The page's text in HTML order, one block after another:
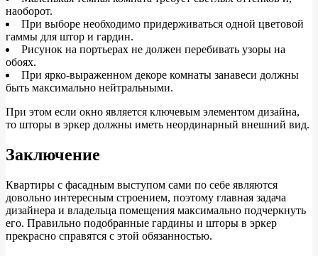
наоборот.
При выборе необходимо придерживаться одной цветовой
гаммы для штор и гардин.
Рисунок на портьерах не должен перебивать узоры на
обоях.
При ярко-выраженном декоре комнаты занавеси должны
быть максимально нейтральными.
При этом если окно является ключевым элементом дизайна,
то шторы в эркер должны иметь неординарный внешний вид.
Заключение
Квартиры с фасадным выступом сами по себе являются
довольно интересным строением, поэтому главная задача
дизайнера и владельца помещения максимально подчеркнуть
его. Правильно подобранные гардины и шторы в эркер
прекрасно справятся с этой обязанностью.